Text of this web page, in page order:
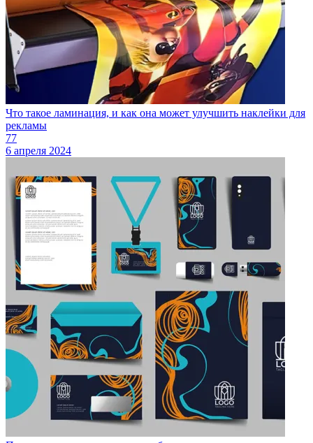
Что такое ламинация, и как она может улучшить наклейки для
рекламы
77
6 апреля 2024